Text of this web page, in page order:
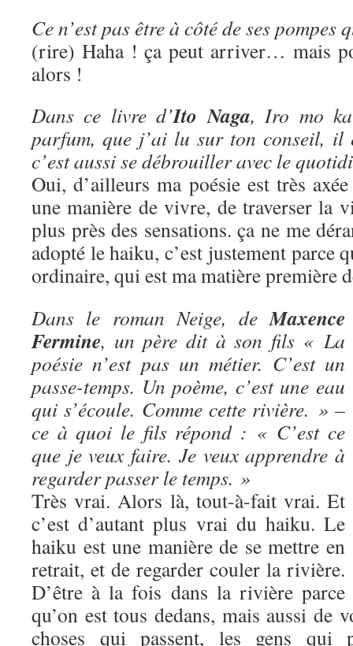
Ce n’est pas être à côté de ses pompes
(rire) Haha ! ça peut arriver… mais
alors !
Dans ce livre d’Ito Naga, Iro mo
parfum, que j’ai lu sur ton conseil,
c’est aussi se débrouiller avec le
Oui, d’ailleurs ma poésie est très
une manière de vivre, de traverser la
plus près des sensations. ça ne me
adopté le haiku, c’est justement parce
ordinaire, qui est ma matière première
Dans le roman Neige, deMaxence
Fermine, un père dit à son fils « La
poésie n’est pas un métier. C’est un
passe-temps. Un poème, c’est une eau
qui s’écoule. Comme cette rivière. » –
ce à quoi le fils répond : « C’est ce
que je veux faire. Je veux apprendre à
regarder passer le temps. »
Très vrai. Alors là, tout-à-fait vrai. Et
c’est d’autant plus vrai du haiku. Le
haiku est une manière de se mettre en
retrait, et de regarder couler la rivière.
D’être à la fois dans la rivière parce
qu’on est tous dedans, mais aussi de
choses qui passent, les gens qui